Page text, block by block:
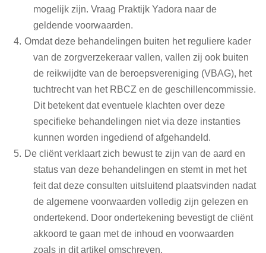
mogelijk zijn. Vraag Praktijk Yadora naar de
geldende voorwaarden.
Omdat deze behandelingen buiten het reguliere kader
van de zorgverzekeraar vallen, vallen zij ook buiten
de reikwijdte van de beroepsvereniging (VBAG), het
tuchtrecht van het RBCZ en de geschillencommissie.
Dit betekent dat eventuele klachten over deze
specifieke behandelingen niet via deze instanties
kunnen worden ingediend of afgehandeld.
De cliënt verklaart zich bewust te zijn van de aard en
status van deze behandelingen en stemt in met het
feit dat deze consulten uitsluitend plaatsvinden nadat
de algemene voorwaarden volledig zijn gelezen en
ondertekend. Door ondertekening bevestigt de cliënt
akkoord te gaan met de inhoud en voorwaarden
zoals in dit artikel omschreven.